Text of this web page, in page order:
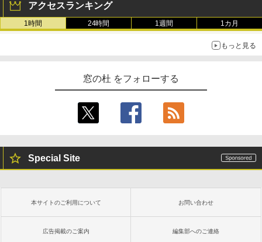
アクセスランキング
1時間 24時間 1週間 1カ月
もっと見る
窓の杜 をフォローする
Special Site
本サイトのご利用について お問い合わせ
広告掲載のご案内 編集部へのご連絡